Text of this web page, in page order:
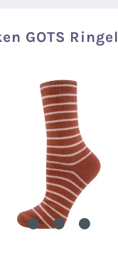
GOTS Ringel